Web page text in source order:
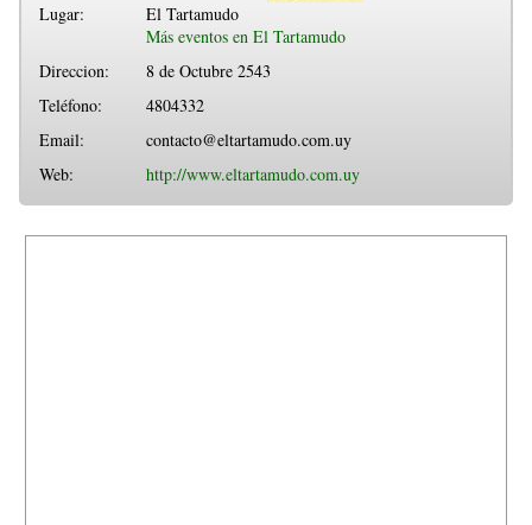
Lugar:
El Tartamudo
Más eventos en El Tartamudo
Direccion:
8 de Octubre 2543
Teléfono:
4804332
Email:
contacto@eltartamudo.com.uy
Web:
http://www.eltartamudo.com.uy